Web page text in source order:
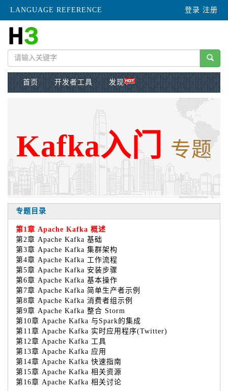
LANGUAGE REFERENCE 登录 注册
首页 开发者工具 发现
Kafka入门 专题
专题目录
第1章 Apache Kafka 概述
第2章 Apache Kafka 基础
第3章 Apache Kafka 集群架构
第4章 Apache Kafka 工作流程
第5章 Apache Kafka 安装步骤
第6章 Apache Kafka 基本操作
第7章 Apache Kafka 简单生产者示例
第8章 Apache Kafka 消费者组示例
第9章 Apache Kafka 整合 Storm
第10章 Apache Kafka 与Spark的集成
第11章 Apache Kafka 实时应用程序(Twitter)
第12章 Apache Kafka 工具
第13章 Apache Kafka 应用
第14章 Apache Kafka 快速指南
第15章 Apache Kafka 相关资源
第16章 Apache Kafka 相关讨论